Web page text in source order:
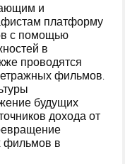
и
платформу
с помощью
в
проводятся
фильмов.
будущих
дохода от
фильмов в